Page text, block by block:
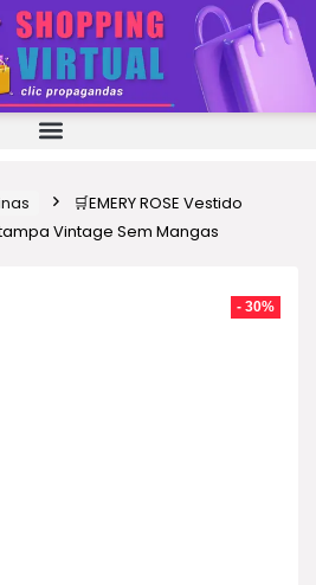
🛒EMERY ROSE Vestido
Vintage Sem Mangas
- 30%